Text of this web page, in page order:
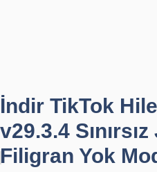
İndir TikTok
v29.3.4
Filigran Yok